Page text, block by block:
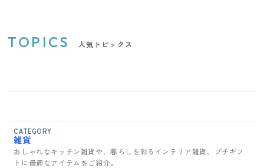
TOPICS 人気トピックス
CATEGORY
雑貨
おしゃれなキッチン雑貨や、暮らしを彩るインテリア雑貨、プチギフ
トに最適なアイテムをご紹介。